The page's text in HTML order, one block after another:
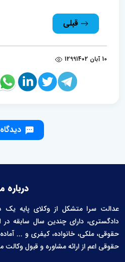
قبلی
10 آبان 1402 1299
درباره
عدالت سرا متشکل از وکلای پایه
دادگستری، دارای چندین سال سابقه در
حقوقی، ملکی، خانواده، کیفری و ...
حقوقی اعم از ارائه مشاوره و قبول وکالت